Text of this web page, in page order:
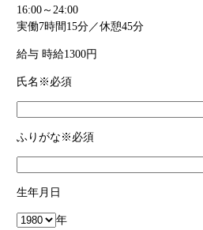
16:00～24:00
実働7時間15分／休憩45分
給与 時給1300円
氏名 ※必須
ふりがな ※必須
生年月日
年